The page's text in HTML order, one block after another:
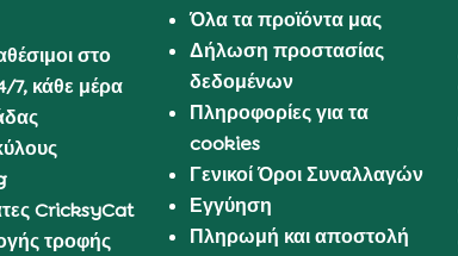
στο
7, κάθε μέρα
CricksyCat
τροφής
Όλα τα προϊόντα μας
Δήλωση προστασίας
δεδομένων
Πληροφορίες για τα
cookies
Γενικοί Όροι Συναλλαγών
Εγγύηση
Πληρωμή και αποστολή